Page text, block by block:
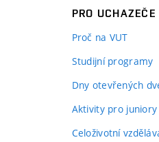
PRO UCHAZEČE
Proč na VUT
Studijní programy
Dny otevřených
Aktivity pro juniory
Celoživotní